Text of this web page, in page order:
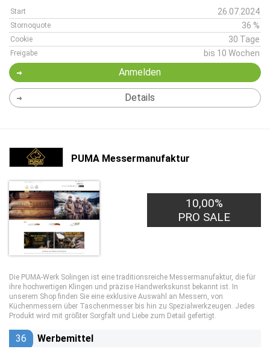
Start 26.07.2024
Stornoquote 36 %
Cookie 30 Tage
Freigabe bis 10 Wochen
Anmelden
Details
PUMA Messermanufaktur
10,00%
PRO SALE
Die PUMA-Werk Solingen ist eine traditionsreiche Messermanufaktur, die für
ihre hochwertigen Klingen und präzise Handwerkskunst bekannt ist. In
unserem Shop finden Sie eine exklusive Auswahl an Messern, von
Küchenmessern über Taschenmesser bis hin zu Spezialwerkzeugen. Jedes
Produkt wird mit größter Sorgfalt und Liebe zum Detail gefertigt.
36 Werbemittel